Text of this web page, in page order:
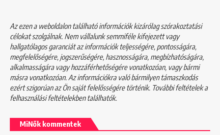
Az ezen a weboldalon található információk kizárólag szórakoztatási
célokat szolgálnak. Nem vállalunk semmiféle kifejezett vagy
hallgatólagos garanciát az információk teljességére, pontosságára,
megfelelőségére, jogszerűségére, hasznosságára, megbízhatóságára,
alkalmasságára vagy hozzáférhetőségére vonatkozóan, vagy bármi
másra vonatkozóan. Az információkra való bármilyen támaszkodás
ezért szigorúan az Ön saját felelősségére történik. További feltételek a
felhasználási feltételekbentalálhatók.
MiNők kommentek